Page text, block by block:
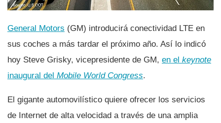
General Motors (GM) introducirá conectividad LTE en
sus coches a más tardar el próximo año. Así­ lo indicó
hoy Steve Grisky, vicepresidente de GM, en el keynote
inaugural del Mobile World Congress.
El gigante automovilí­stico quiere ofrecer los servicios
de Internet de alta velocidad a través de una amplia